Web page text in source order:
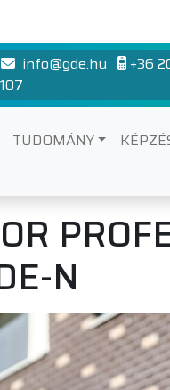
info@gde.hu
+36
TUDOMÁNY
N